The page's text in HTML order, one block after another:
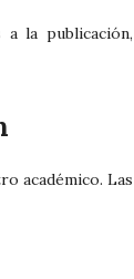
la publicación,
académico. Las